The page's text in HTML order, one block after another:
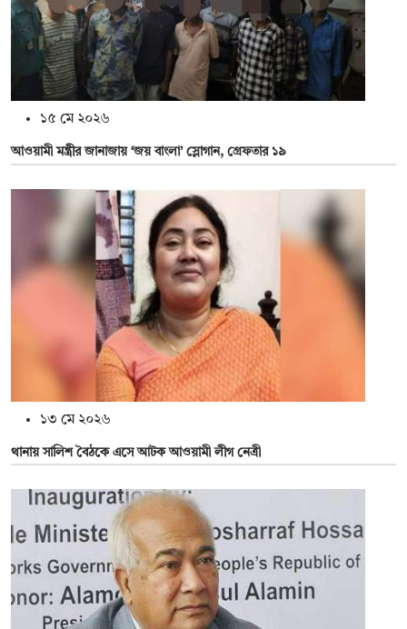
১৫ মে ২০২৬
আওয়ামী মন্ত্রীর জানাজায় ‘জয় বাংলা’ স্লোগান, গ্রেফতার ১৯
১৩ মে ২০২৬
থানায় সালিশ বৈঠকে এসে আটক আওয়ামী লীগ নেত্রী